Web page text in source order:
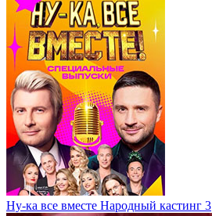
Ну-ка все вместе Народный кастинг 3